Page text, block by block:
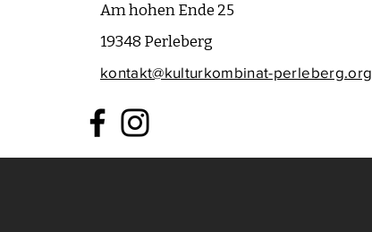
Am hohen Ende 25
19348 Perleberg
kontakt@kulturkombinat-perleberg.org